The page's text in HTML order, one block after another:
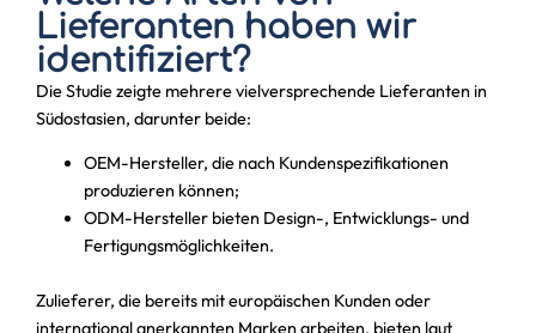
Lieferanten haben wir
identifiziert?
Die Studie zeigte mehrere vielversprechende Lieferanten in
Südostasien, darunter beide:
OEM-Hersteller, die nach Kundenspezifikationen
produzieren können;
ODM-Hersteller bieten Design-, Entwicklungs- und
Fertigungsmöglichkeiten.
Zulieferer, die bereits mit europäischen Kunden oder
international anerkannten Marken arbeiten, bieten laut